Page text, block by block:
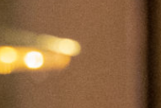
Getränk
fast zur Winterzeit
heiß begehrte
Preis.